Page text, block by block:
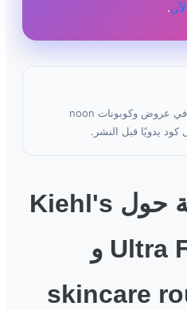
.
محررون متخصصون في عروض وكوبونات noon
كود يدويًا قبل النشر.
الأسئلة الشائعة حول Kiehl's
Ultra Facial Cream و
skincare